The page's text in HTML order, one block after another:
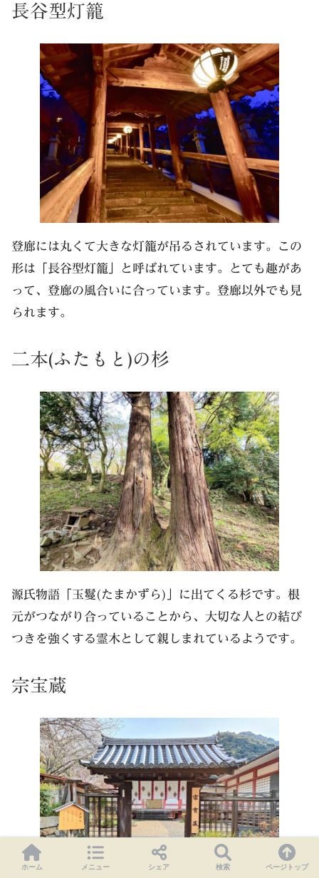
長谷型灯籠
登廊には丸くて大きな灯籠が吊るされています。この
形は「長谷型灯籠」と呼ばれています。とても趣があ
って、登廊の風合いに合っています。登廊以外でも見
られます。
二本(ふたもと)の杉
源氏物語「玉鬘(たまかずら)」に出てくる杉です。根
元がつながり合っていることから、大切な人との結び
つきを強くする霊木として親しまれているようです。
宗宝蔵
ホーム メニュー シェア 検索 ページトップ